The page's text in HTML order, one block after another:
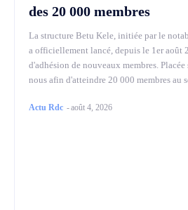
des 20 000 membres
La structure Betu Kele, initiée par le
a officiellement lancé, depuis le 1er août
d'adhésion de nouveaux membres.
nous afin d'atteindre 20 000 membres au
Actu Rdc -août 4, 2026